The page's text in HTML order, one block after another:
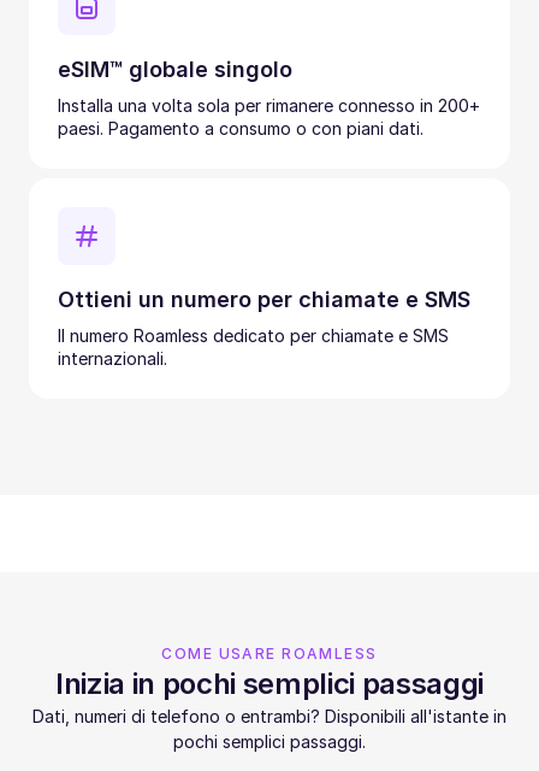
eSIM™ globale singolo
Installa una volta sola per rimanere connesso in 200+
paesi. Pagamento a consumo o con piani dati.
Ottieni un numero per chiamate e SMS
Il numero Roamless dedicato per chiamate e SMS
internazionali.
COME USARE ROAMLESS
Inizia in pochi semplici passaggi
Dati, numeri di telefono o entrambi? Disponibili all'istante in
pochi semplici passaggi.